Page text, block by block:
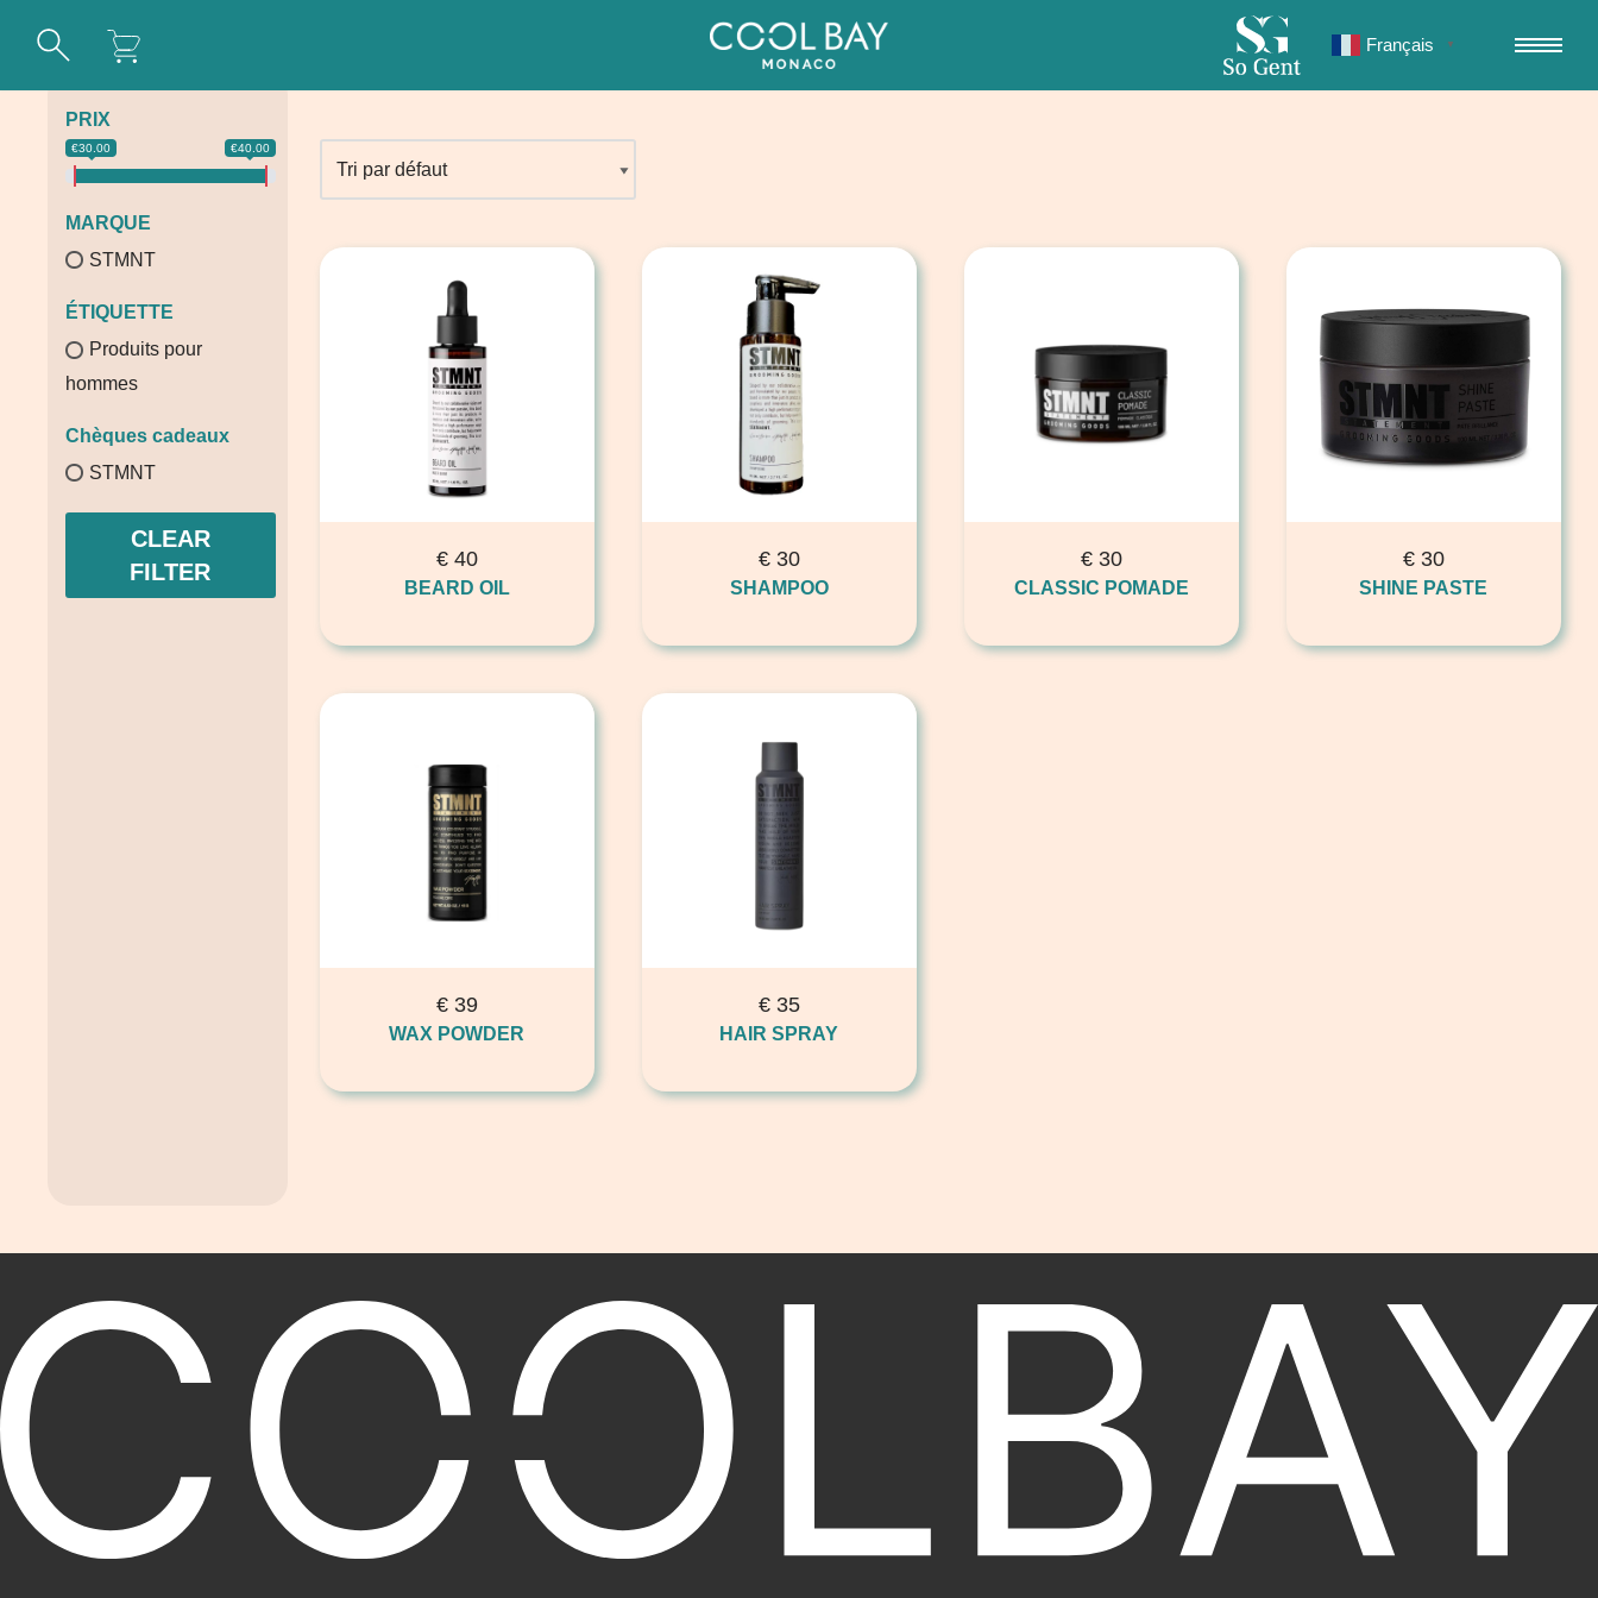
contenu
Français ▼
PRIX
€30.00 €40.00
MARQUE
STMNT
ÉTIQUETTE
Produits pour
hommes
Chèques cadeaux
STMNT
CLEAR
FILTER
€40
BEARD OIL
€30
SHAMPOO
€30
CLASSIC POMADE
€30
SHINE PASTE
€39
WAX POWDER
€35
HAIR SPRAY